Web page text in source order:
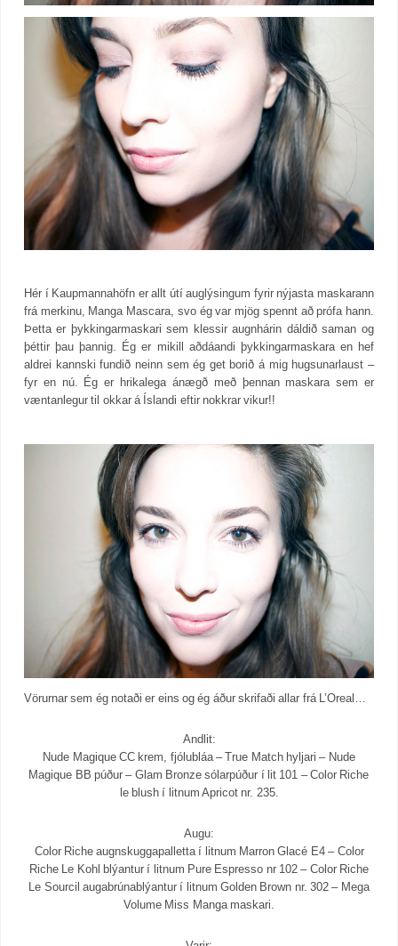
Hér í Kaupmannahöfn er allt útí auglýsingum fyrir nýjasta maskarann
frá merkinu, Manga Mascara, svo ég var mjög spennt að prófa hann.
Þetta er þykkingarmaskari sem klessir augnhárin dáldið saman og
þéttir þau þannig. Ég er mikill aðdáandi þykkingarmaskara en hef
aldrei kannski fundið neinn sem ég get borið á mig hugsunarlaust –
fyr en nú. Ég er hrikalega ánægð með þennan maskara sem er
væntanlegur til okkar á Íslandi eftir nokkrar vikur!!
Vörurnar sem ég notaði er eins og ég áður skrifaði allar frá L’Oreal…
Andlit:
Nude Magique CC krem, fjólubláa – True Match hyljari – Nude
Magique BB púður – Glam Bronze sólarpúður í lit 101 – Color Riche
le blush í litnum Apricot nr. 235.
Augu:
Color Riche augnskuggapalletta í litnum Marron Glacé E4 – Color
Riche Le Kohl blýantur í litnum Pure Espresso nr 102 – Color Riche
Le Sourcil augabrúnablýantur í litnum Golden Brown nr. 302 – Mega
Volume Miss Manga maskari.